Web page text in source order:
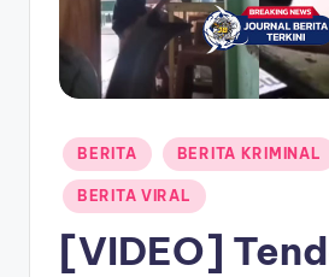
ri
Posted
in
BERITA BERITA KRIMINAL
BERITA VIRAL
[VIDEO]